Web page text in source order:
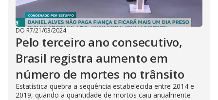
DO R7/21/03/2024
Pelo terceiro ano consecutivo,
Brasil registra aumento em
número de mortes no trânsito
Estatística quebra a sequência estabelecida entre 2014 e
2019, quando a quantidade de mortos caiu anualmente